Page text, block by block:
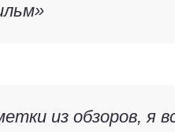
из обзоров, я